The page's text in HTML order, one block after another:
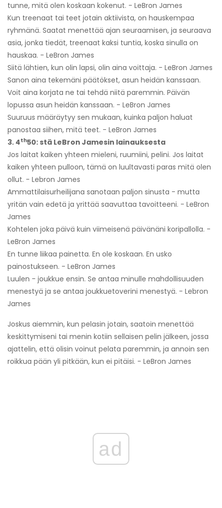
tunne, mitä olen koskaan kokenut. - LeBron James
Kun treenaat tai teet jotain aktiivista, on hauskempaa
ryhmänä. Saatat menettää ajan seuraamisen, ja seuraava
asia, jonka tiedät, treenaat kaksi tuntia, koska sinulla on
hauskaa. - LeBron James
Siitä lähtien, kun olin lapsi, olin aina voittaja. - LeBron James
Sanon aina tekemäni päätökset, asun heidän kanssaan.
Voit aina korjata ne tai tehdä niitä paremmin. Päivän
lopussa asun heidän kanssaan. - LeBron James
Suuruus määräytyy sen mukaan, kuinka paljon haluat
panostaa siihen, mitä teet. - LeBron James
3. 4th50: stä LeBron Jamesin lainauksesta
Jos laitat kaiken yhteen mieleni, ruumiini, pelini. Jos laitat
kaiken yhteen pulloon, tämä on luultavasti paras mitä olen
ollut. - Lebron James
Ammattilaisurheilijana sanotaan paljon sinusta - mutta
yritän vain edetä ja yrittää saavuttaa tavoitteeni. - LeBron
James
Kohtelen joka päivä kuin viimeisenä päivänäni koripallolla. -
LeBron James
En tunne liikaa painetta. En ole koskaan. En usko
painostukseen. - LeBron James
Luulen - joukkue ensin. Se antaa minulle mahdollisuuden
menestyä ja se antaa joukkuetoverini menestyä. - Lebron
James
Joskus aiemmin, kun pelasin jotain, saatoin menettää
keskittymiseni tai menin kotiin sellaisen pelin jälkeen, jossa
ajattelin, että olisin voinut pelata paremmin, ja annoin sen
roikkua pään yli pitkään, kun ei pitäisi. - LeBron James
ad